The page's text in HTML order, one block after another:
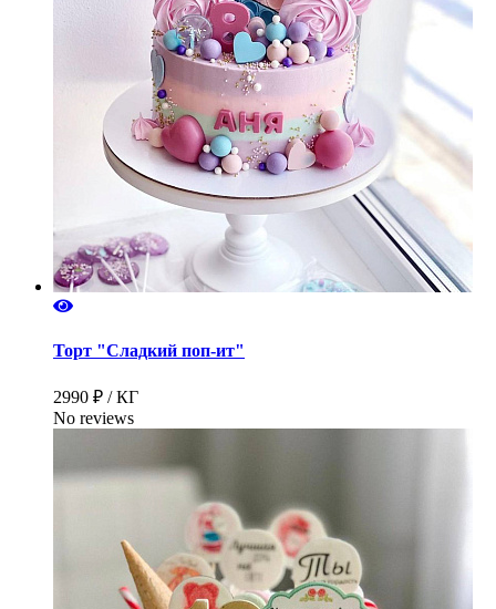
Торт "Сладкий поп-ит"
2990 ₽ / КГ
No reviews